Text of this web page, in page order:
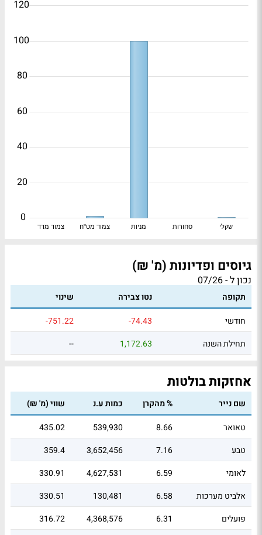
צמוד מדד צמוד מט"ח מניות סחורות שקלי
0
20
40
60
80
100
120
גיוסים ופדיונות (מ' ₪)
נכון ל - 07/26
תקופה נטו צבירה
שינוי
חודשי
-74.43
-751.22
תחילת השנה
1,172.63
--
אחזקות בולטות
שם נייר % מהקרן כמות ע.נ
שווי (מ' ₪)
טאואר
8.66
539,930
435.02
טבע
7.16
3,652,456
359.4
לאומי
6.59
4,627,531
330.91
אלביט מערכות
6.58
130,481
330.51
פועלים
6.31
4,368,576
316.72